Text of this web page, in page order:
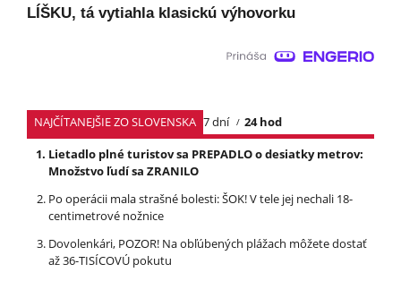
LÍŠKU, tá vytiahla klasickú výhovorku
NAJČÍTANEJŠIE ZO SLOVENSKA 7 dní
24 hod
Lietadlo plné turistov sa PREPADLO o desiatky metrov:
Množstvo ľudí sa ZRANILO
Po operácii mala strašné bolesti: ŠOK! V tele jej nechali 18-
centimetrové nožnice
Dovolenkári, POZOR! Na obľúbených plážach môžete dostať
až 36-TISÍCOVÚ pokutu